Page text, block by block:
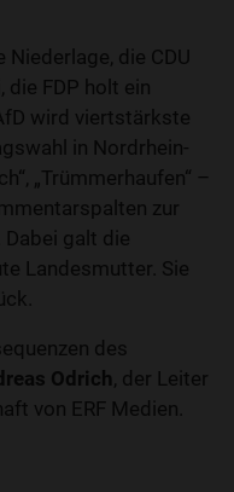
Niederlage, die CDU
die FDP holt ein
wird viertstärkste
in Nordrhein-
„Trümmerhaufen“ –
zur
galt die
Landesmutter. Sie
des
Odrich, der Leiter
von ERF Medien.